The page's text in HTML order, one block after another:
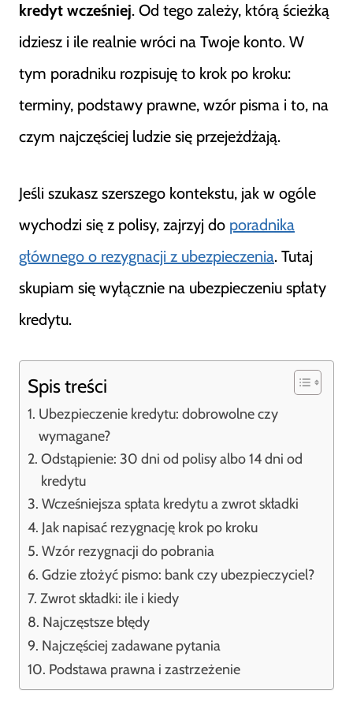
kredyt wcześniej. Od tego zależy, którą ścieżką
idziesz i ile realnie wróci na Twoje konto. W
tym poradniku rozpisuję to krok po kroku:
terminy, podstawy prawne, wzór pisma i to, na
czym najczęściej ludzie się przejeżdżają.
Jeśli szukasz szerszego kontekstu, jak w ogóle
wychodzi się z polisy, zajrzyj do poradnika
głównego o rezygnacji z ubezpieczenia. Tutaj
skupiam się wyłącznie na ubezpieczeniu spłaty
kredytu.
Spis treści
Ubezpieczenie kredytu: dobrowolne czy
wymagane?
Odstąpienie: 30 dni od polisy albo 14 dni od
kredytu
Wcześniejsza spłata kredytu a zwrot składki
Jak napisać rezygnację krok po kroku
Wzór rezygnacji do pobrania
Gdzie złożyć pismo: bank czy ubezpieczyciel?
Zwrot składki: ile i kiedy
Najczęstsze błędy
Najczęściej zadawane pytania
Podstawa prawna i zastrzeżenie